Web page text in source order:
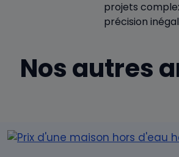
projets
précision
Nos autres